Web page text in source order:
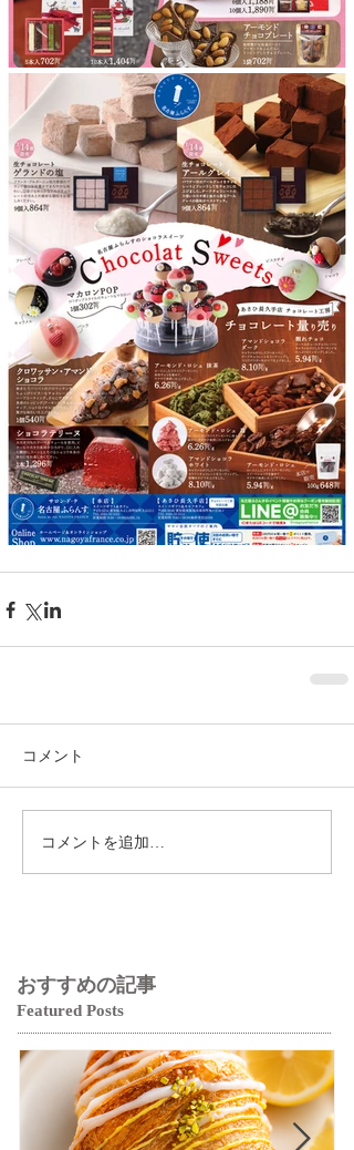
コメント
コメントを追加…
おすすめの記事
Featured Posts